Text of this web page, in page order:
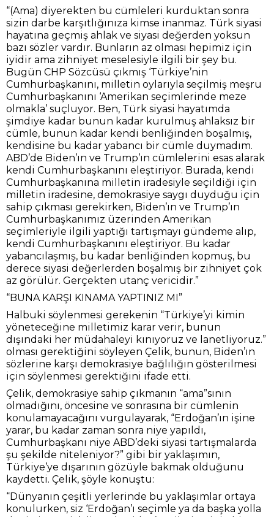
“(Ama) diyerekten bu cümleleri kurduktan sonra
sizin darbe karşıtlığınıza kimse inanmaz. Türk siyasi
hayatına geçmiş ahlak ve siyasi değerden yoksun
bazı sözler vardır. Bunların az olması hepimiz için
iyidir ama zihniyet meselesiyle ilgili bir şey bu.
Bugün CHP Sözcüsü çıkmış ‘Türkiye’nin
Cumhurbaşkanını, milletin oylarıyla seçilmiş meşru
Cumhurbaşkanını ‘Amerikan seçimlerinde meze
olmakla’ suçluyor. Ben, Türk siyasi hayatımda
şimdiye kadar bunun kadar kurulmuş ahlaksız bir
cümle, bunun kadar kendi benliğinden boşalmış,
kendisine bu kadar yabancı bir cümle duymadım.
ABD’de Biden’ın ve Trump’ın cümlelerini esas alarak
kendi Cumhurbaşkanını eleştiriyor. Burada, kendi
Cumhurbaşkanına milletin iradesiyle seçildiği için
milletin iradesine, demokrasiye saygı duyduğu için
sahip çıkması gerekirken, Biden’ın ve Trump’ın
Cumhurbaşkanımız üzerinden Amerikan
seçimleriyle ilgili yaptığı tartışmayı gündeme alıp,
kendi Cumhurbaşkanını eleştiriyor. Bu kadar
yabancılaşmış, bu kadar benliğinden kopmuş, bu
derece siyasi değerlerden boşalmış bir zihniyet çok
az görülür. Gerçekten utanç vericidir.”
“BUNA KARŞI KINAMA YAPTINIZ MI”
Halbuki söylenmesi gerekenin “Türkiye’yi kimin
yöneteceğine milletimiz karar verir, bunun
dışındaki her müdahaleyi kınıyoruz ve lanetliyoruz.”
olması gerektiğini söyleyen Çelik, bunun, Biden’ın
sözlerine karşı demokrasiye bağlılığın gösterilmesi
için söylenmesi gerektiğini ifade etti.
Çelik, demokrasiye sahip çıkmanın “ama”sının
olmadığını, öncesine ve sonrasına bir cümlenin
konulamayacağını vurgulayarak, “Erdoğan’ın işine
yarar, bu kadar zaman sonra niye yapıldı,
Cumhurbaşkanı niye ABD’deki siyasi tartışmalarda
şu şekilde niteleniyor?” gibi bir yaklaşımın,
Türkiye’ye dışarının gözüyle bakmak olduğunu
kaydetti. Çelik, şöyle konuştu:
“Dünyanın çeşitli yerlerinde bu yaklaşımlar ortaya
konulurken, siz ‘Erdoğan’ı seçimle ya da başka yolla